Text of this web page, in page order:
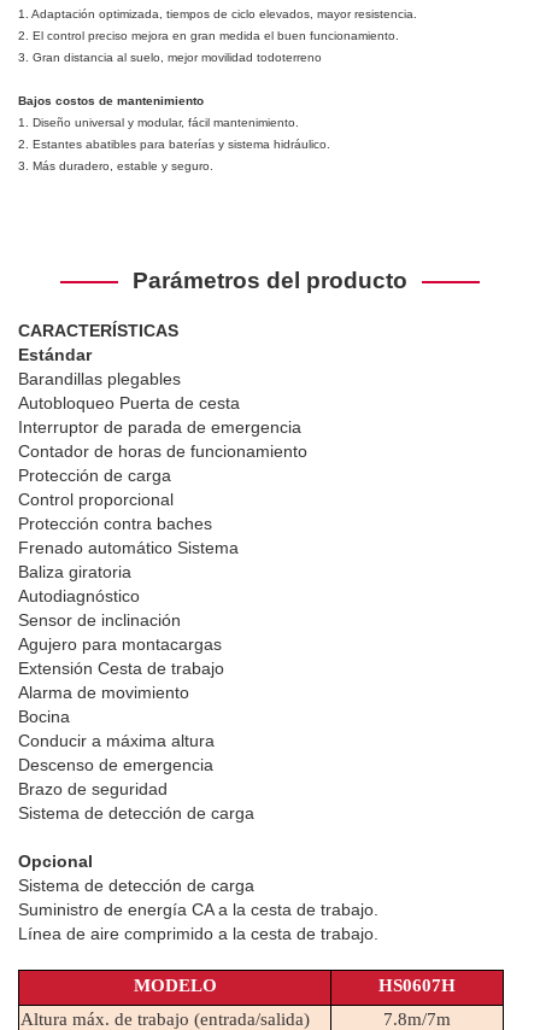
1. Adaptación optimizada, tiempos de ciclo elevados, mayor resistencia.
2. El control preciso mejora en gran medida el buen funcionamiento.
3. Gran distancia al suelo, mejor movilidad todoterreno
Bajos costos de mantenimiento
1. Diseño universal y modular, fácil mantenimiento.
2. Estantes abatibles para baterías y sistema hidráulico.
3. Más duradero, estable y seguro.
Parámetros del producto
CARACTERÍSTICAS
Estándar
Barandillas plegables
Autobloqueo Puerta de cesta
Interruptor de parada de emergencia
Contador de horas de funcionamiento
Protección de carga
Control proporcional
Protección contra baches
Frenado automático Sistema
Baliza giratoria
Autodiagnóstico
Sensor de inclinación
Agujero para montacargas
Extensión Cesta de trabajo
Alarma de movimiento
Bocina
Conducir a máxima altura
Descenso de emergencia
Brazo de seguridad
Sistema de detección de carga
Opcional
Sistema de detección de carga
Suministro de energía CA a la cesta de trabajo.
Línea de aire comprimido a la cesta de trabajo.
MODELO
HS0607H
Altura máx. de trabajo (entrada/salida)
7.8m/7m